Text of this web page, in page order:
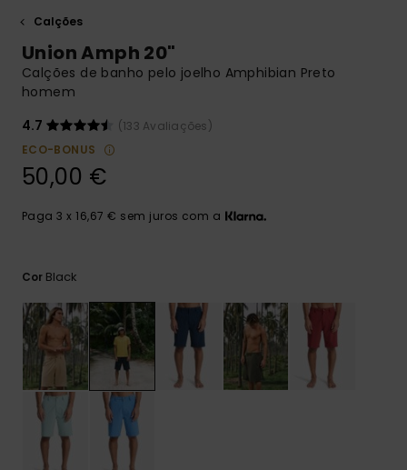
conversa
Encontra
perguntas
contacto.
DESEJO
Calções
Union Amph 20"
Calções de banho pelo joelho Amphibian Preto
homem
4.7
(133 Avaliações)
ECO-BONUS
50,00 €
Paga 3 x 16,67 € sem juros com a
Cor Black